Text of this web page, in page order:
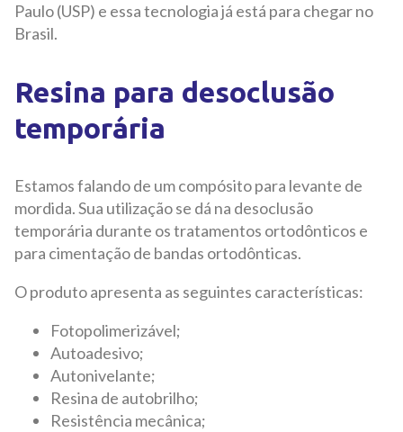
Paulo (USP) e essa tecnologia já está para chegar no
Brasil.
Resina para desoclusão
temporária
Estamos falando de um compósito para levante de
mordida. Sua utilização se dá na desoclusão
temporária durante os tratamentos ortodônticos e
para cimentação de bandas ortodônticas.
O produto apresenta as seguintes características:
Fotopolimerizável;
Autoadesivo;
Autonivelante;
Resina de autobrilho;
Resistência mecânica;